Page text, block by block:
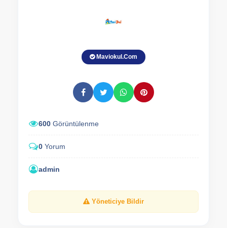
Maviokul.Com
600 Görüntülenme
0 Yorum
admin
Yöneticiye Bildir